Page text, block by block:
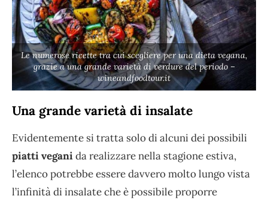
Le numerose ricette tra cui scegliere per una dieta vegana,
grazie a una grande varietà di verdure del periodo –
wineandfoodtour.it
Una grande varietà di insalate
Evidentemente si tratta solo di alcuni dei possibili
piatti veganida realizzare nella stagione estiva,
l’elenco potrebbe essere davvero molto lungo vista
l’infinità di insalate che è possibile proporre